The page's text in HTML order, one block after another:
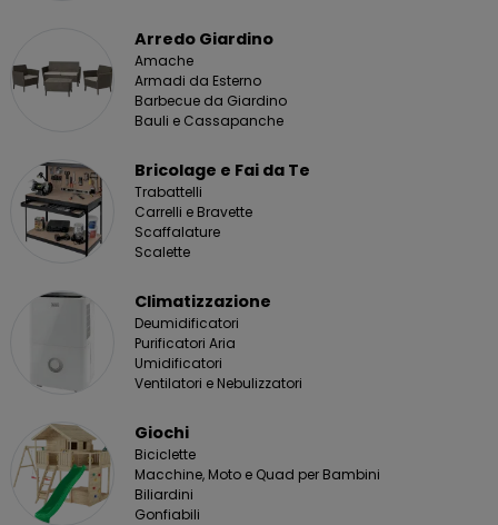
Arredo Giardino
Amache
Armadi da Esterno
Barbecue da Giardino
Bauli e Cassapanche
Bricolage e Fai da Te
Trabattelli
Carrelli e Bravette
Scaffalature
Scalette
Climatizzazione
Deumidificatori
Purificatori Aria
Umidificatori
Ventilatori e Nebulizzatori
Giochi
Biciclette
Macchine, Moto e Quad per Bambini
Biliardini
Gonfiabili